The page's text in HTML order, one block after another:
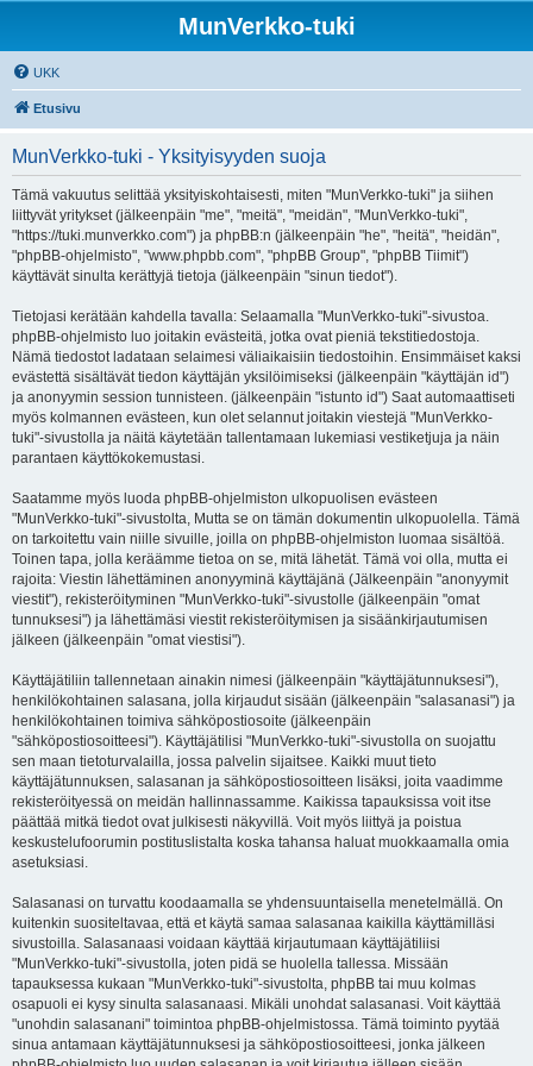
MunVerkko-tuki
UKK
Etusivu
MunVerkko-tuki - Yksityisyyden suoja
Tämä vakuutus selittää yksityiskohtaisesti, miten "MunVerkko-tuki" ja siihen
liittyvät yritykset (jälkeenpäin "me", "meitä", "meidän", "MunVerkko-tuki",
"https://tuki.munverkko.com") ja phpBB:n (jälkeenpäin "he", "heitä", "heidän",
"phpBB-ohjelmisto", "www.phpbb.com", "phpBB Group", "phpBB Tiimit")
käyttävät sinulta kerättyjä tietoja (jälkeenpäin "sinun tiedot").
Tietojasi kerätään kahdella tavalla: Selaamalla "MunVerkko-tuki"-sivustoa.
phpBB-ohjelmisto luo joitakin evästeitä, jotka ovat pieniä tekstitiedostoja.
Nämä tiedostot ladataan selaimesi väliaikaisiin tiedostoihin. Ensimmäiset kaksi
evästettä sisältävät tiedon käyttäjän yksilöimiseksi (jälkeenpäin "käyttäjän id")
ja anonyymin session tunnisteen. (jälkeenpäin "istunto id") Saat automaattiseti
myös kolmannen evästeen, kun olet selannut joitakin viestejä "MunVerkko-
tuki"-sivustolla ja näitä käytetään tallentamaan lukemiasi vestiketjuja ja näin
parantaen käyttökokemustasi.
Saatamme myös luoda phpBB-ohjelmiston ulkopuolisen evästeen
"MunVerkko-tuki"-sivustolta, Mutta se on tämän dokumentin ulkopuolella. Tämä
on tarkoitettu vain niille sivuille, joilla on phpBB-ohjelmiston luomaa sisältöä.
Toinen tapa, jolla keräämme tietoa on se, mitä lähetät. Tämä voi olla, mutta ei
rajoita: Viestin lähettäminen anonyyminä käyttäjänä (Jälkeenpäin "anonyymit
viestit"), rekisteröityminen "MunVerkko-tuki"-sivustolle (jälkeenpäin "omat
tunnuksesi") ja lähettämäsi viestit rekisteröitymisen ja sisäänkirjautumisen
jälkeen (jälkeenpäin "omat viestisi").
Käyttäjätiliin tallennetaan ainakin nimesi (jälkeenpäin "käyttäjätunnuksesi"),
henkilökohtainen salasana, jolla kirjaudut sisään (jälkeenpäin "salasanasi") ja
henkilökohtainen toimiva sähköpostiosoite (jälkeenpäin
"sähköpostiosoitteesi"). Käyttäjätilisi "MunVerkko-tuki"-sivustolla on suojattu
sen maan tietoturvalailla, jossa palvelin sijaitsee. Kaikki muut tieto
käyttäjätunnuksen, salasanan ja sähköpostiosoitteen lisäksi, joita vaadimme
rekisteröityessä on meidän hallinnassamme. Kaikissa tapauksissa voit itse
päättää mitkä tiedot ovat julkisesti näkyvillä. Voit myös liittyä ja poistua
keskustelufoorumin postituslistalta koska tahansa haluat muokkaamalla omia
asetuksiasi.
Salasanasi on turvattu koodaamalla se yhdensuuntaisella menetelmällä. On
kuitenkin suositeltavaa, että et käytä samaa salasanaa kaikilla käyttämilläsi
sivustoilla. Salasanaasi voidaan käyttää kirjautumaan käyttäjätiliisi
"MunVerkko-tuki"-sivustolla, joten pidä se huolella tallessa. Missään
tapauksessa kukaan "MunVerkko-tuki"-sivustolta, phpBB tai muu kolmas
osapuoli ei kysy sinulta salasanaasi. Mikäli unohdat salasanasi. Voit käyttää
"unohdin salasanani" toimintoa phpBB-ohjelmistossa. Tämä toiminto pyytää
sinua antamaan käyttäjätunnuksesi ja sähköpostiosoitteesi, jonka jälkeen